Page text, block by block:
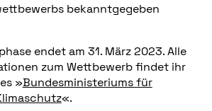
bekanntgegeben
endet am 31. März 2023. Alle
zum Wettbewerb findet ihr
»Bundesministeriums für
«.